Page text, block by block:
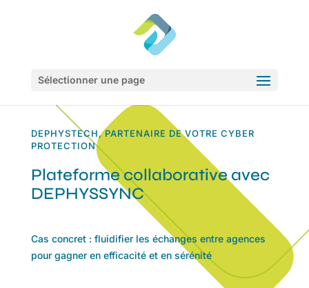
Sélectionner une page
DEPHYSTECH, PARTENAIRE DE VOTRE CYBER
PROTECTION
Plateforme collaborative avec
DEPHYSSYNC
Cas concret : fluidifier les échanges entre agences
pour gagner en efficacité et en sérénité